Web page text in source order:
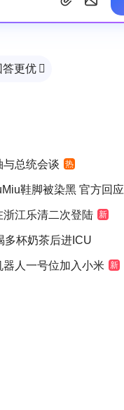
答更优 
与总统会谈 热
鞋脚被染黑 官方回应
浙江乐清二次登陆 新
多杯奶茶后进ICU
器人一号位加入小米 新